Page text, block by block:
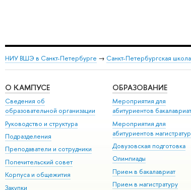
НИУ ВШЭ в Санкт-Петербурге → Санкт-Петербургская
О КАМПУСЕ
Сведения об
образовательной организации
Руководство и структура
Подразделения
Преподаватели и сотрудники
Попечительский совет
Корпуса и общежития
Закупки
ОБРАЗОВАНИЕ
Мероприятия для
абитуриентов
Мероприятия для
абитуриентов
Довузовская подготовка
Олимпиады
Прием в бакалавриат
Прием в магистратуру